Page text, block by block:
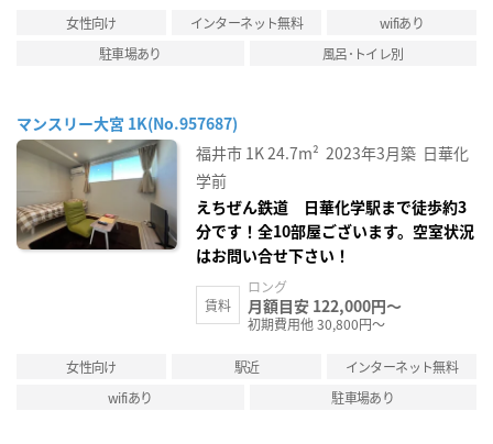
女性向け インターネット無料
wifiあり
駐車場あり
風呂･トイレ別
マンスリー大宮 1K(No.957687)
福井市 1K24.7m² 2023年3月築 日華化
学前
えちぜん鉄道 日華化学駅まで徒歩約3
分です！全10部屋ございます。空室状況
はお問い合せ下さい！
賃料
ロング
月額目安 122,000円～
初期費用他 30,800円～
女性向け 駅近
インターネット無料
wifiあり
駐車場あり